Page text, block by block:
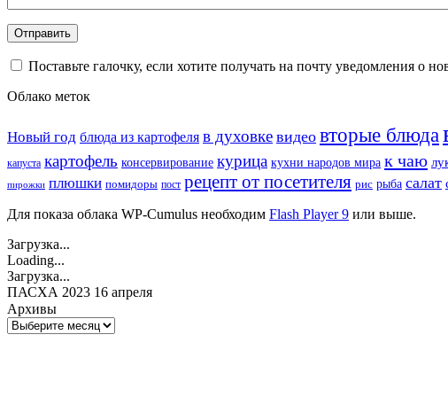
Поставьте галочку, если хотите получать на почту уведомления о
Облако меток
Новый год блюда из картофеля в духовке видео вторые блюда
капуста картофель консервирование курица кухни народов мира к чаю
пирожки плюшки помидоры пост рецепт от посетителя рис рыба салат
Для показа облака WP-Cumulus необходим Flash Player 9 или выше.
Загрузка...
Loading...
Загрузка...
ПАСХА 2023 16 апреля
Архивы
Архивы